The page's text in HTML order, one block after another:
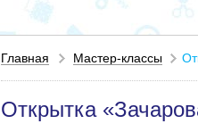
Главная Мастер-классы
Открытка